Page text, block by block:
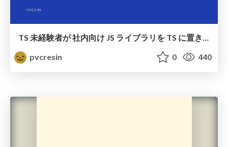
TS 未経験者が 社内向け JS ライブラリを TS に置き換えている話
pvcresin
0 440